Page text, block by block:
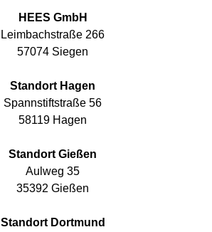
HEES GmbH
Leimbachstraße 266
57074 Siegen
Standort Hagen
Spannstiftstraße 56
58119 Hagen
Standort Gießen
Aulweg 35
35392 Gießen
Standort Dortmund